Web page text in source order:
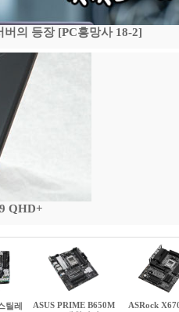
의 등장 [PC흥망사 18-2]
QHD+